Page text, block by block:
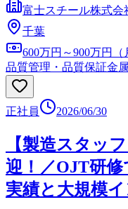
富士スチール株式会
千葉
600万円～900万円（
品質管理・品質保証金
正社員 2026/06/30
【製造スタッ
迎！／OJT研
実績と大規模イ